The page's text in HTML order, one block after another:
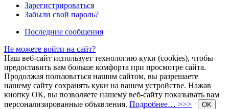
Зарегистрироваться
Забыли свой пароль?
Последние сообщения
Не можете войти на сайт?
Наш веб-сайт использует технологию куки (cookies), чтобы
предоставить вам больше комфорта при просмотре сайта.
Продолжая пользоваться нашим сайтом, вы разрешаете
нашему сайту сохранять куки на вашем устройстве. Нажав
кнопку ОК, вы позволяете нашему веб-сайту показывать вам
персонализированные объявления. Подробнее… >>> OK